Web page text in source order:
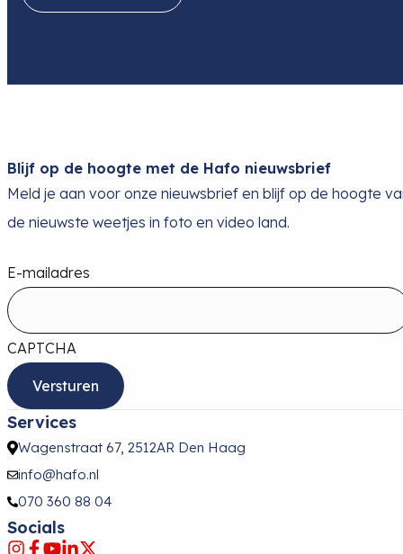
Blijf op de hoogte met de Hafo nieuwsbrief
Meld je aan voor onze nieuwsbrief en blijf op de hoogte
de nieuwste weetjes in foto en video land.
E-mailadres
CAPTCHA
Services
Wagenstraat 67, 2512AR Den Haag
info@hafo.nl
070 360 88 04
Socials